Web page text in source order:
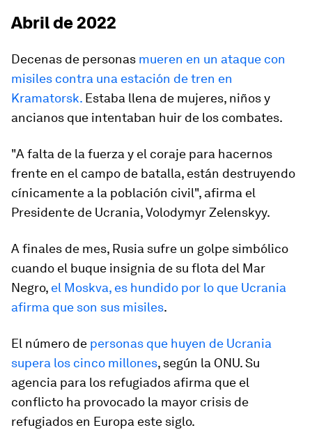
Abril de 2022
Decenas de personas mueren en un ataque con
misiles contra una estación de tren en
Kramatorsk. Estaba llena de mujeres, niños y
ancianos que intentaban huir de los combates.
"A falta de la fuerza y el coraje para hacernos
frente en el campo de batalla, están destruyendo
cínicamente a la población civil", afirma el
Presidente de Ucrania, Volodymyr Zelenskyy.
A finales de mes, Rusia sufre un golpe simbólico
cuando el buque insignia de su flota del Mar
Negro, el Moskva, es hundido por lo que Ucrania
afirma que son sus misiles.
El número de personas que huyen de Ucrania
supera los cinco millones, según la ONU. Su
agencia para los refugiados afirma que el
conflicto ha provocado la mayor crisis de
refugiados en Europa este siglo.